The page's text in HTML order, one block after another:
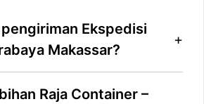
Ekspedisi
Makassar?
Raja Container –